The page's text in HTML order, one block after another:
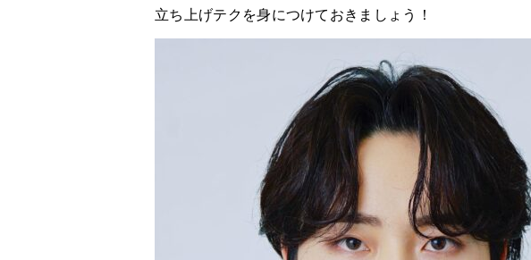
立ち上げテクを身につけておきましょう！